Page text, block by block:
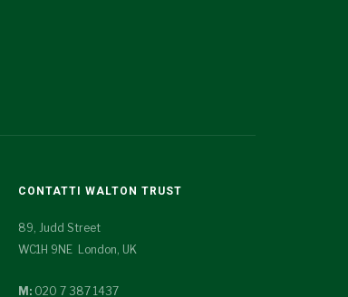
CONTATTI WALTON TRUST
89, Judd Street
WC1H 9NE London, UK
M:020 7 387 1437